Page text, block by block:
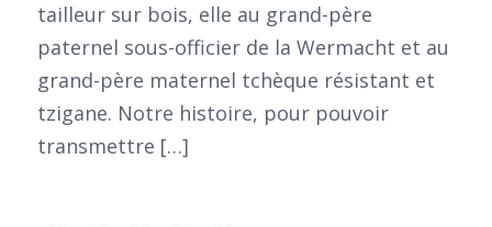
tailleur sur bois, elle au grand-père
paternel sous-officier de la Wermacht et au
grand-père maternel tchèque résistant et
tzigane. Notre histoire, pour pouvoir
transmettre […]